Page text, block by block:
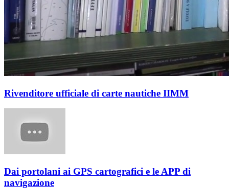
Rivenditore ufficiale di carte nautiche IIMM
Dai portolani ai GPS cartografici e le APP di
navigazione